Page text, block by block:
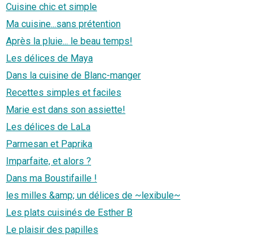
Cuisine chic et simple
Ma cuisine...sans prétention
Après la pluie... le beau temps!
Les délices de Maya
Dans la cuisine de Blanc-manger
Recettes simples et faciles
Marie est dans son assiette!
Les délices de LaLa
Parmesan et Paprika
Imparfaite, et alors ?
Dans ma Boustifaille !
les milles &amp; un délices de ~lexibule~
Les plats cuisinés de Esther B
Le plaisir des papilles